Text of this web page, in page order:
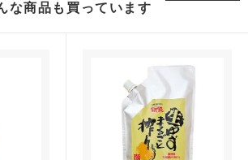
な商品も買っています